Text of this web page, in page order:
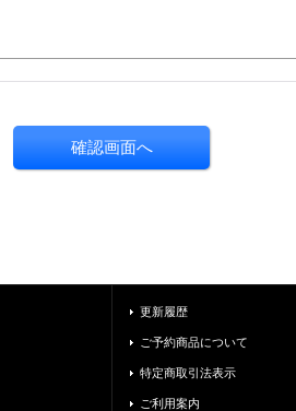
更新履歴
ご予約商品について
特定商取引法表示
ご利用案内